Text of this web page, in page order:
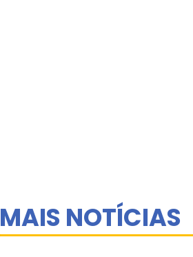
MAIS NOTÍCIAS